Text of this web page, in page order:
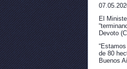
El
Devoto
de 80
Buenos